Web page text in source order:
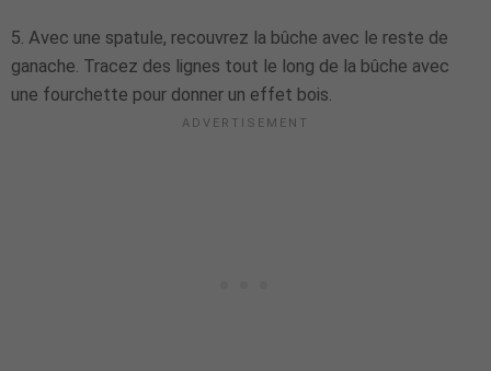
5. Avec une spatule, recouvrez la bûche avec le reste de
ganache. Tracez des lignes tout le long de la bûche avec
une fourchette pour donner un effet bois.